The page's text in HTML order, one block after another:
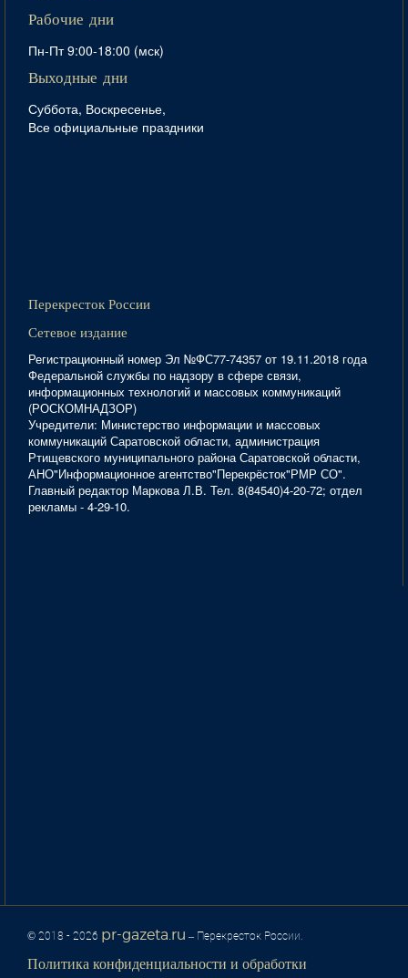
Рабочие дни
Пн-Пт 9:00-18:00 (мск)
Выходные дни
Суббота, Воскресенье,
Все официальные праздники
Перекресток России
Сетевое издание
Регистрационный номер Эл №ФС77-74357 от 19.11.2018 года
Федеральной службы по надзору в сфере связи,
информационных технологий и массовых коммуникаций
(РОСКОМНАДЗОР)
Учредители: Министерство информации и массовых
коммуникаций Саратовской области, администрация
Ртищевского муниципального района Саратовской области,
АНО"Информационное агентство"Перекрёсток"РМР СО".
Главный редактор Маркова Л.В. Тел. 8(84540)4-20-72; отдел
рекламы - 4-29-10.
© 2018 - 2026 pr-gazeta.ru – Перекресток России.
Политика конфиденциальности и обработки